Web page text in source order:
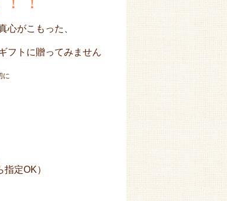
心がこもった、
フトに贈ってみません
に
定OK）